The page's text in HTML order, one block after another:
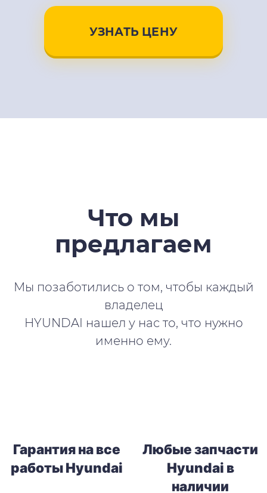
УЗНАТЬ ЦЕНУ
Что мы
предлагаем
Мы позаботились о том, чтобы каждый
владелец
HYUNDAI нашел у нас то, что нужно
именно ему.
Гарантия на все
работы Hyundai
Любые запчасти
Hyundai в
наличии